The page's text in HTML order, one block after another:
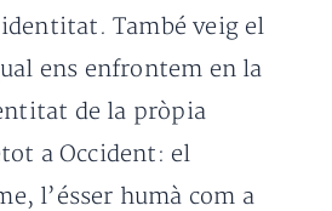
També veig el
ens enfrontem en la
de la pròpia
a Occident: el
l’ésser humà com a